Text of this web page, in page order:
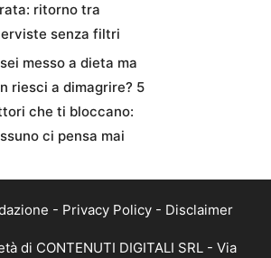
ritorno tra
senza filtri
messo a dieta ma
riesci a dimagrire? 5
che ti bloccano:
ci pensa mai
- Privacy Policy - Disclaimer
di CONTENUTI DIGITALI SRL - Via